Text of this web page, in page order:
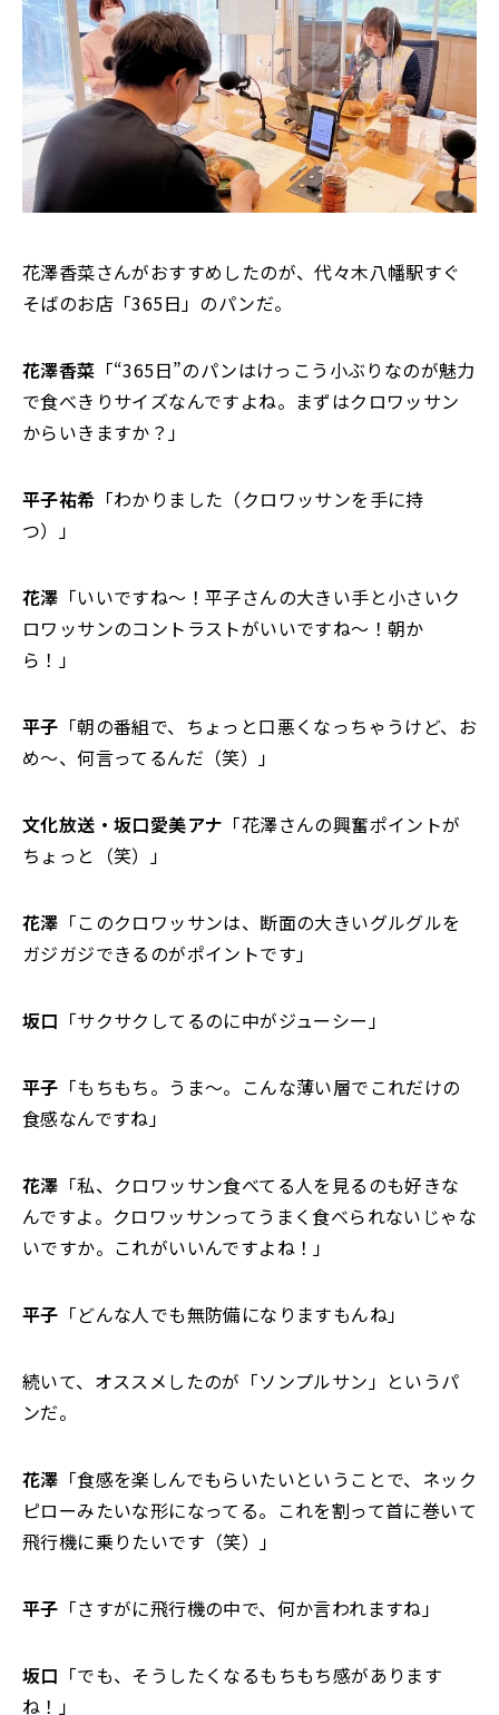
花澤香菜さんがおすすめしたのが、代々木八幡駅すぐ
そばのお店「365日」のパンだ。
花澤香菜 「“365日”のパンはけっこう小ぶりなのが魅力
で食べきりサイズなんですよね。まずはクロワッサン
からいきますか？」
平子祐希 「わかりました（クロワッサンを手に持
つ）」
花澤 「いいですね～！平子さんの大きい手と小さいク
ロワッサンのコントラストがいいですね～！朝か
ら！」
平子 「朝の番組で、ちょっと口悪くなっちゃうけど、お
め～、何言ってるんだ（笑）」
文化放送・坂口愛美アナ 「花澤さんの興奮ポイントが
ちょっと（笑）」
花澤 「このクロワッサンは、断面の大きいグルグルを
ガジガジできるのがポイントです」
坂口 「サクサクしてるのに中がジューシー」
平子 「もちもち。うま～。こんな薄い層でこれだけの
食感なんですね」
花澤 「私、クロワッサン食べてる人を見るのも好きな
んですよ。クロワッサンってうまく食べられないじゃな
いですか。これがいいんですよね！」
平子 「どんな人でも無防備になりますもんね」
続いて、オススメしたのが「ソンプルサン」というパ
ンだ。
花澤 「食感を楽しんでもらいたいということで、ネック
ピローみたいな形になってる。これを割って首に巻いて
飛行機に乗りたいです（笑）」
平子 「さすがに飛行機の中で、何か言われますね」
坂口 「でも、そうしたくなるもちもち感があります
ね！」